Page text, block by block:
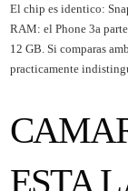
El chip es identico:
RAM: el Phone 3a
12 GB. Si comparas
practicamente
ESTA